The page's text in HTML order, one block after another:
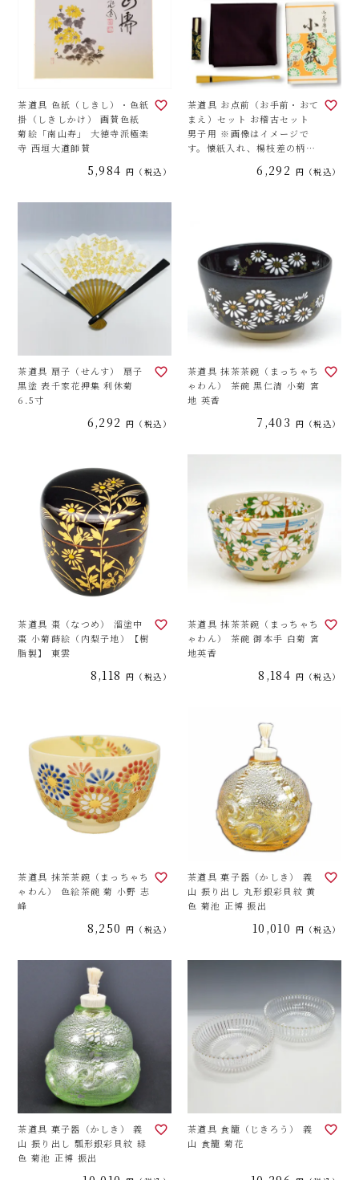
茶道具 色紙（しきし）・色紙
掛（しきしかけ） 画賛色紙
菊絵「南山寿」 大徳寺派極楽
寺 西垣大道師賛
5,984 税込
茶道具 お点前（お手前・おて
まえ）セット お稽古セット
男子用 ※画像はイメージで
す。懐紙入れ、楊枝差の柄は
6,292 税込
茶道具 扇子（せんす） 扇子
黒塗 表千家花押集 利休菊
6.5寸
6,292 税込
茶道具 抹茶茶碗（まっちゃち
ゃわん） 茶碗 黒仁清 小菊 宮
地 英香
7,403 税込
茶道具 棗（なつめ） 溜塗中
棗 小菊蒔絵（内梨子地）【樹
脂製】 東雲
8,118 税込
茶道具 抹茶茶碗（まっちゃち
ゃわん） 茶碗 御本手 白菊 宮
地英香
8,184 税込
茶道具 抹茶茶碗（まっちゃち
ゃわん） 色絵茶碗 菊 小野 志
峰
8,250 税込
茶道具 菓子器（かしき） 義
山 振り出し 丸形銀彩貝紋 黄
色 菊池 正博 振出
10,010 税込
茶道具 菓子器（かしき） 義
山 振り出し 瓢形銀彩貝紋 緑
色 菊池 正博 振出
茶道具 食籠（じきろう） 義
山 食籠 菊花